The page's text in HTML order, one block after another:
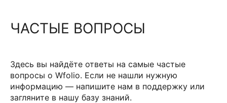
ЧАСТЫЕ ВОПРОСЫ
Здесь вы найдёте ответы на самые частые
вопросы о Wfolio. Если не нашли нужную
информацию — напишите нам в поддержку или
загляните в нашу базу знаний.